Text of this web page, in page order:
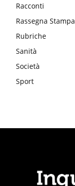
Racconti
Rassegna Stampa
Rubriche
Sanità
Società
Sport